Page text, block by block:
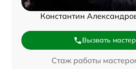
Константин
Вызвать
Стаж работы